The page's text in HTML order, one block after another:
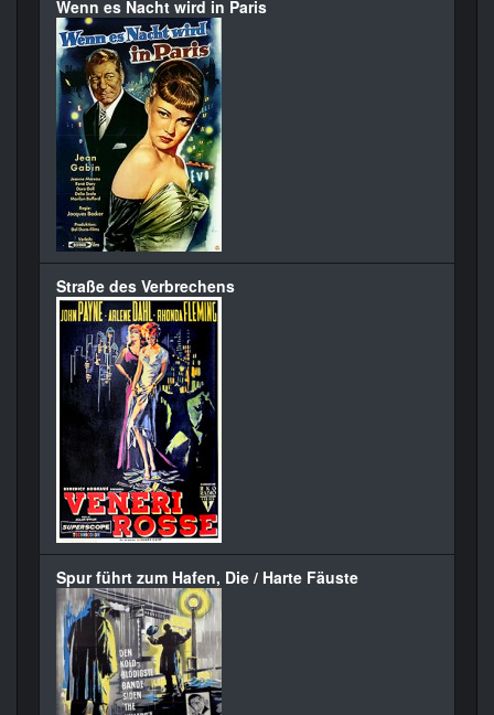
Wenn es Nacht wird in Paris
Straße des Verbrechens
Spur führt zum Hafen, Die / Harte Fäuste